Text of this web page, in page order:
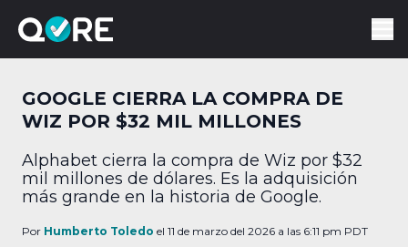
GOOGLE CIERRA LA COMPRA DE
WIZ POR $32 MIL MILLONES
Alphabet cierra la compra de Wiz por $32
mil millones de dólares. Es la adquisición
más grande en la historia de Google.
Por Humberto Toledo el 11 de marzo del 2026 a las 6:11 pm PDT